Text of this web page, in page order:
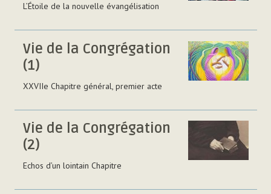
L’Étoile de la nouvelle évangélisation
Vie de la Congrégation
(1)
XXVIIe Chapitre général, premier acte
Vie de la Congrégation
(2)
Echos d’un lointain Chapitre